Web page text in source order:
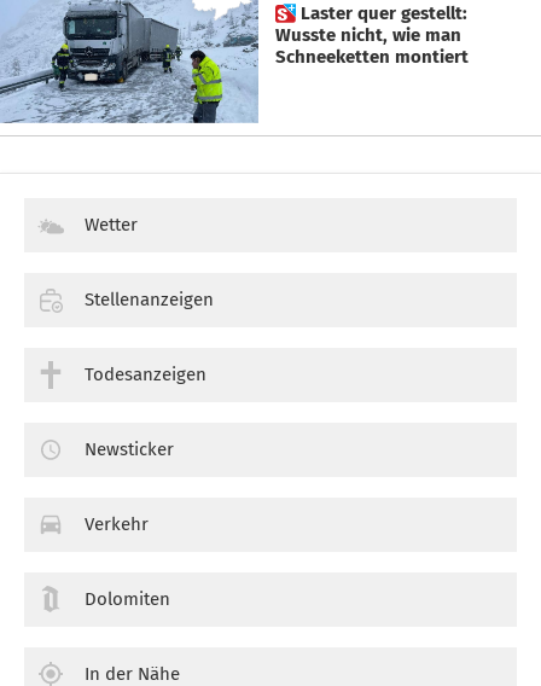
 Laster quer gestellt:
Wusste nicht, wie man
Schneeketten montiert
Wetter
Stellenanzeigen
Todesanzeigen
Newsticker
Verkehr
Dolomiten
In der Nähe